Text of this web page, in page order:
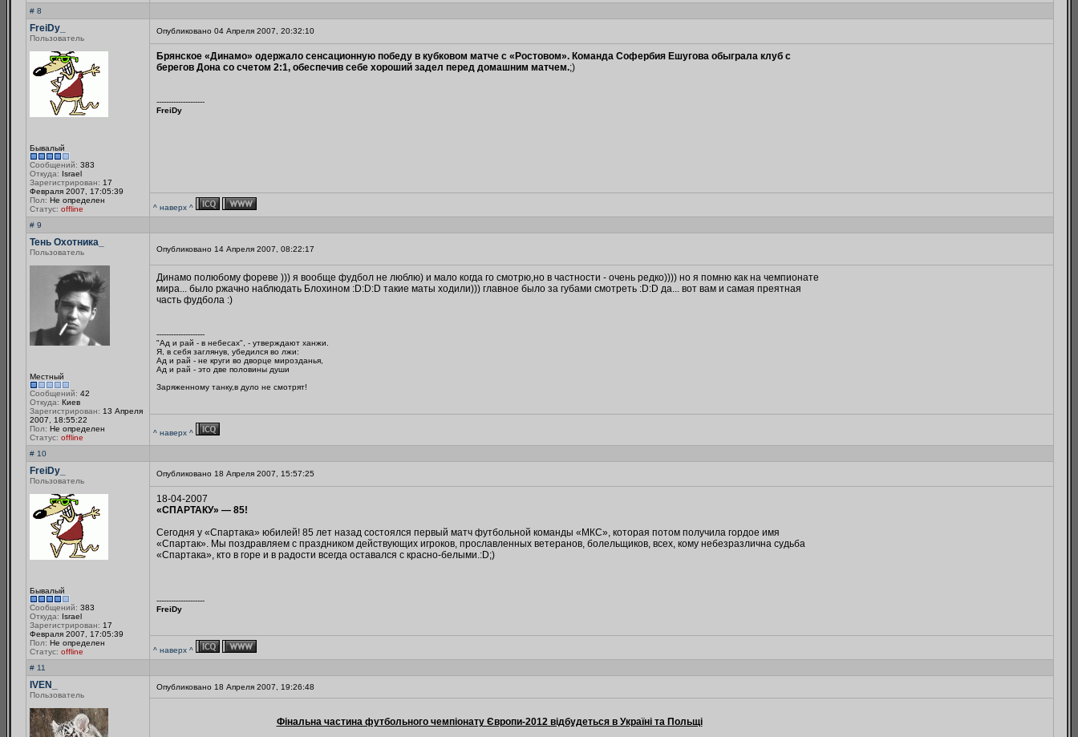
# 8
FreiDy_
Пользователь
Бывалый
Сообщений: 383
Откуда: Israel
Зарегистрирован: 17
Февраля 2007, 17:05:39
Пол: Не определен
Статус: offline
Опубликовано 04 Апреля 2007, 20:32:10
Брянское «Динамо» одержало сенсационную победу в кубковом матче с «Ростовом». Команда Софербия Ешугова обыграла клуб с
берегов Дона со счетом 2:1, обеспечив себе хороший задел перед домашним матчем.;)
--------------------
FreiDy
^ наверх ^
# 9
Тень Охотника_
Пользователь
Местный
Сообщений: 42
Откуда: Киев
Зарегистрирован: 13 Апреля
2007, 18:55:22
Пол: Не определен
Статус: offline
Опубликовано 14 Апреля 2007, 08:22:17
Динамо полюбому фореве ))) я вообще фудбол не люблю) и мало когда го смотрю,но в частности - очень редко)))) но я помню как на чемпионате
мира... было ржачно наблюдать Блохином :D:D:D такие маты ходили))) главное было за губами смотреть :D:D да... вот вам и самая преятная
часть фудбола :)
--------------------
"Ад и рай - в небесах", - утверждают ханжи.
Я, в себя заглянув, убедился во лжи:
Ад и рай - не круги во дворце мирозданья,
Ад и рай - это две половины души
Заряженному танку,в дуло не смотрят!
^ наверх ^
# 10
FreiDy_
Пользователь
Бывалый
Сообщений: 383
Откуда: Israel
Зарегистрирован: 17
Февраля 2007, 17:05:39
Пол: Не определен
Статус: offline
Опубликовано 18 Апреля 2007, 15:57:25
18-04-2007
«СПАРТАКУ» — 85!
Сегодня у «Спартака» юбилей! 85 лет назад состоялся первый матч футбольной команды «МКС», которая потом получила гордое имя
«Спартак». Мы поздравляем с праздником действующих игроков, прославленных ветеранов, болельщиков, всех, кому небезразлична судьба
«Спартака», кто в горе и в радости всегда оставался с красно-белыми.:D;)
--------------------
FreiDy
^ наверх ^
# 11
IVEN_
Пользователь
Опубликовано 18 Апреля 2007, 19:26:48
Фінальна частина футбольного чемпіонату Європи-2012 відбудеться в Україні та Польщі